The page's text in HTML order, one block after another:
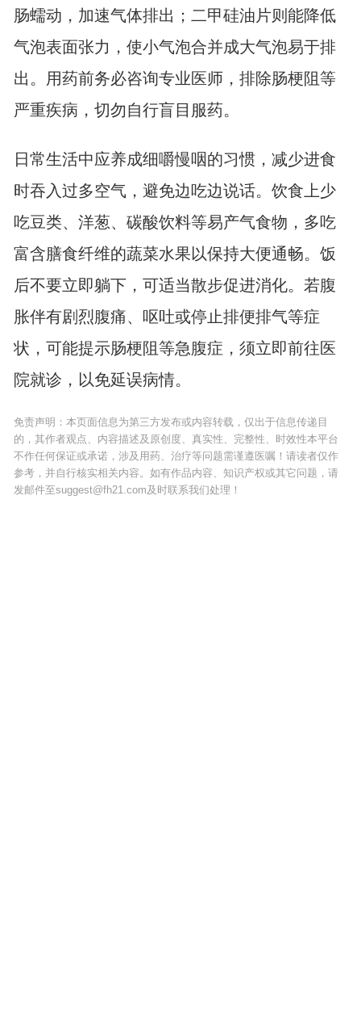
肠蠕动，加速气体排出；二甲硅油片则能降低
气泡表面张力，使小气泡合并成大气泡易于排
出。用药前务必咨询专业医师，排除肠梗阻等
严重疾病，切勿自行盲目服药。
日常生活中应养成细嚼慢咽的习惯，减少进食
时吞入过多空气，避免边吃边说话。饮食上少
吃豆类、洋葱、碳酸饮料等易产气食物，多吃
富含膳食纤维的蔬菜水果以保持大便通畅。饭
后不要立即躺下，可适当散步促进消化。若腹
胀伴有剧烈腹痛、呕吐或停止排便排气等症
状，可能提示肠梗阻等急腹症，须立即前往医
院就诊，以免延误病情。
免责声明：本页面信息为第三方发布或内容转载，仅出于信息传递目
的，其作者观点、内容描述及原创度、真实性、完整性、时效性本平台
不作任何保证或承诺，涉及用药、治疗等问题需谨遵医嘱！请读者仅作
参考，并自行核实相关内容。如有作品内容、知识产权或其它问题，请
发邮件至suggest@fh21.com及时联系我们处理！